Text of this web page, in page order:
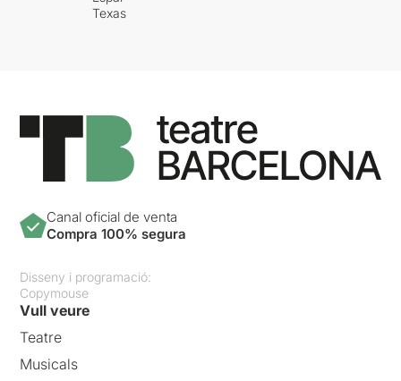
Texas
Canal oficial de venta
Compra 100% segura
Disseny i programació:
Copymouse
Vull veure
Teatre
Musicals